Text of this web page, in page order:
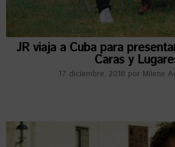
JR viaja a Cuba para
Caras y
17 diciembre, 2018 por Milene